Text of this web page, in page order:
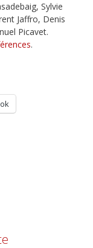
Sylvie
Jaffro, Denis
Picavet.
.